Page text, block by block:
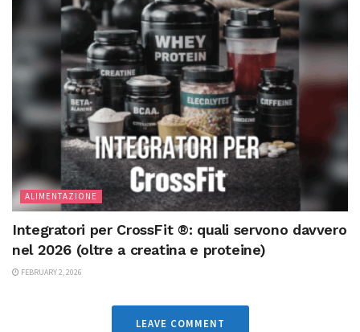
ALIMENTAZIONE
Integratori per CrossFit ®: quali servono davvero
nel 2026 (oltre a creatina e proteine)
FEBRUARY 2, 2026
LEAVE COMMENT